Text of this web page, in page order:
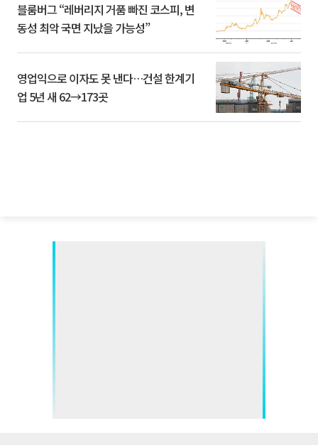
블룸버그 “레버리지 거품 빠진 코스피, 변
동성 최악 국면 지났을 가능성”
영업익으로 이자도 못 낸다…건설 한계기
업 5년 새 62→173곳